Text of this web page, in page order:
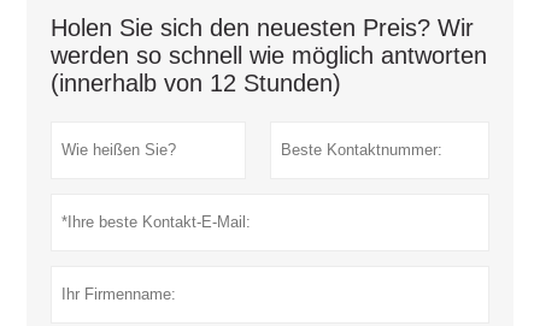
Holen Sie sich den neuesten Preis? Wir
werden so schnell wie möglich antworten
(innerhalb von 12 Stunden)